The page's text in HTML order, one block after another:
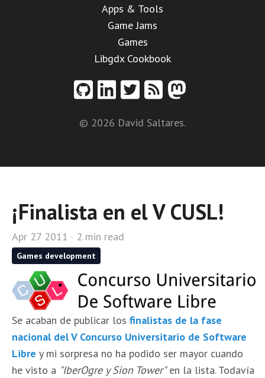
Apps & Tools
Game Jams
Games
Libgdx Cookbook
© 2026 David Saltares.
¡Finalista en el V CUSL!
Apr 27 2011 · 2 min read
Games development
Se acaban de publicar los finalistas de la fase
nacional del V Concurso Universitario de Software
Libre y mi sorpresa no ha podido ser mayor cuando
he visto a "IberOgre y Sion Tower"en la lista. Todavía